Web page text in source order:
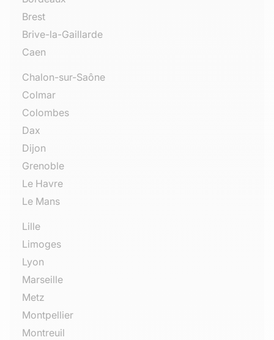
Brest
Brive-la-Gaillarde
Caen
Chalon-sur-Saône
Colmar
Colombes
Dax
Dijon
Grenoble
Le Havre
Le Mans
Lille
Limoges
Lyon
Marseille
Metz
Montpellier
Montreuil